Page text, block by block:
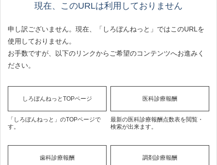
現在、このURLは利用しておりません
申し訳ございません。現在、「しろぼんねっと」ではこのURLを
使用しておりません。
お手数ですが、以下のリンクからご希望のコンテンツへお進みく
ださい。
しろぼんねっとTOPページ
「しろぼんねっと」のTOPページで
す。
医科診療報酬
最新の医科診療報酬点数表を閲覧・
検索が出来ます。
歯科診療報酬 調剤診療報酬